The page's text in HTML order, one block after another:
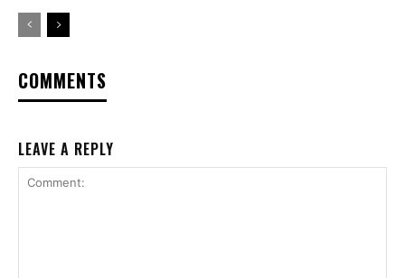
COMMENTS
LEAVE A REPLY